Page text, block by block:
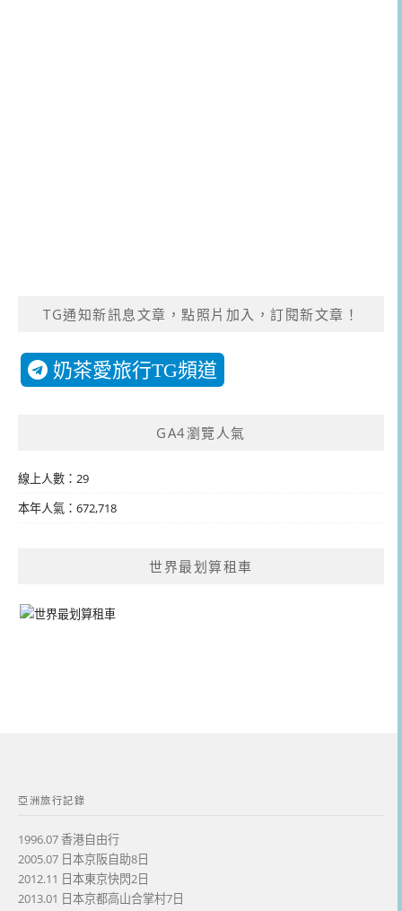
TG通知新訊息文章，點照片加入，訂閱新文章！
奶茶愛旅行TG頻道
GA4瀏覽人氣
線上人數：29
本年人氣：672,718
世界最划算租車
亞洲旅行記錄
1996.07 香港自由行
2005.07 日本京阪自助8日
2012.11 日本東京快閃2日
2013.01 日本京都高山合掌村7日